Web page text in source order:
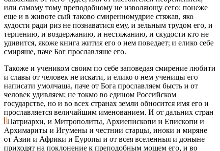
или самому тому преподобному не изволяющу сего: понеже
еще и в животе сый таково смиренномудрие стяжав, яко
худости ради риз не познаватися ему, и зельным трудом его, и
терпению, и воздержанию, и нестяжанию, и скудости кто не
удивится, якоже книга жития его о нем поведает; и елико себе
смиряше, паче Бог прославляше его.
Такоже и учеником своим по себе заповедая смирение любити
и славы от человек не искати, и елико о нем ученицы его
написати умолчаша, паче от Бога прославляем бысть и от
человек удивляем; не токмо во едином Российском
государстве, но и во всех странах земли обносится имя его и
прославляется величайшим именованием. И от дальних стран
Патриархи, и Митрополиты, Архиепископи и Епископи и
Архимариты и Игумены и честнии старцы, иноки и миряне
от Азии и Африки и Еуропы и от всея вселенныя и доныне
приходят на поклонение к преподобным мощем его, и во